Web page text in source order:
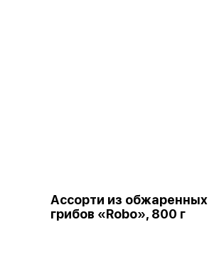
Ассорти из обжаренных
грибов «Robo», 800 г